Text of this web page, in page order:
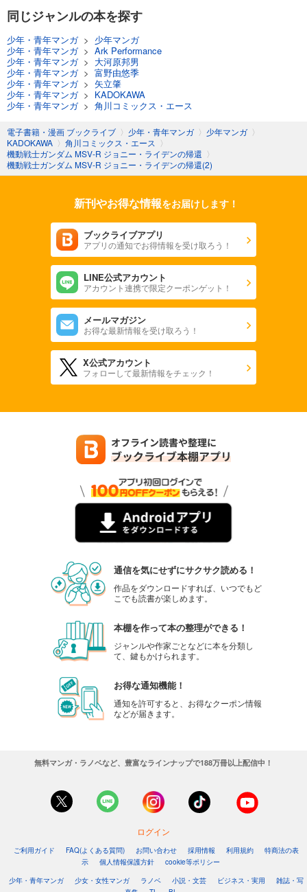
同じジャンルの本を探す
少年・青年マンガ> 少年マンガ
少年・青年マンガ> Ark Performance
少年・青年マンガ> 大河原邦男
少年・青年マンガ> 富野由悠季
少年・青年マンガ> 矢立肇
少年・青年マンガ> KADOKAWA
少年・青年マンガ> 角川コミックス・エース
電子書籍・漫画 ブックライブ 〉 少年・青年マンガ 〉 少年マンガ 〉
KADOKAWA 〉 角川コミックス・エース 〉
機動戦士ガンダム MSV-R ジョニー・ライデンの帰還 〉
機動戦士ガンダム MSV-R ジョニー・ライデンの帰還(2)
新刊やお得な情報をお届けします！
ブックライブアプリ
アプリの通知でお得情報を受け取ろう！
LINE公式アカウント
アカウント連携で限定クーポンゲット！
メールマガジン
お得な最新情報を受け取ろう！
X公式アカウント
フォローして最新情報をチェック！
通信を気にせずにサクサク読める！
作品をダウンロードすれば、いつでもど
こでも読書が楽しめます。
本棚を作って本の整理ができる！
ジャンルや作家ごとなどに本を分類し
て、鍵もかけられます。
お得な通知機能！
通知を許可すると、お得なクーポン情報
などが届きます。
無料マンガ・ラノベなど、豊富なラインナップで188万冊以上配信中！
ログイン
ご利用ガイド FAQ(よくある質問) お問い合わせ 採用情報 利用規約
特商法の表
示
個人情報保護方針
cookie等ポリシー
少年・青年マンガ
少女・女性マンガ ラノベ 小説・文芸 ビジネス・実用
雑誌・写